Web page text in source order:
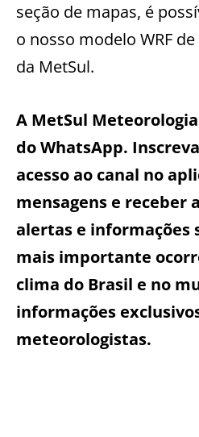
seção de mapas, é
o nosso modelo WRF
da MetSul.
A MetSul
do WhatsApp.
acesso ao canal no
mensagens e receber
alertas e informações
mais importante
clima do Brasil e no
informações
meteorologistas.